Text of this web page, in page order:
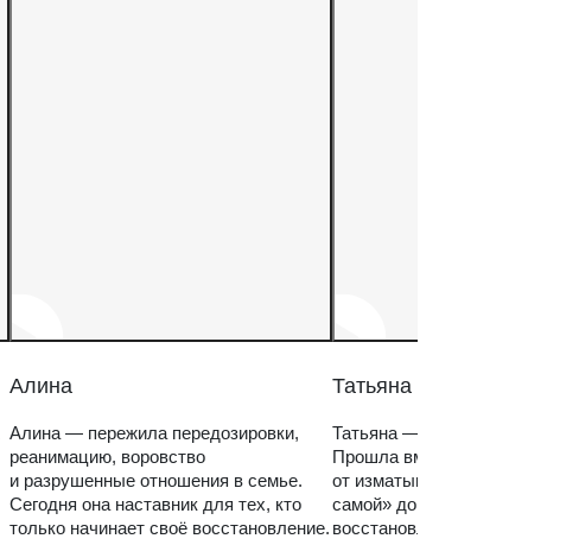
Алина
Алина — пережила передозировки,
реанимацию, воровство
и разрушенные отношения в семье.
Сегодня она наставник для тех, кто
только начинает своё восстановление.
Татьяна
Татьяна — мама зависимого
Прошла вместе с ним путь
от изматывающих попыток
самой» до спокойного,
восстановления семьи.